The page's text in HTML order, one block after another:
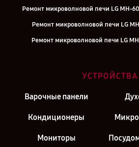
Ремонт микроволновой печи LG MH-
Ремонт микроволновой печи LG
Ремонт микроволновой печи LG
УСТРОЙСТВА
Варочные панели
Кондиционеры
Мониторы